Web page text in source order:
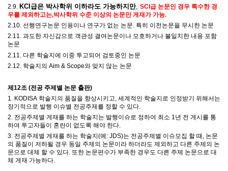
2.9. KCI급은 박사학위 이하라도 가능하지만, SCI급 논문인 경우 특수한 경
우를 제외하고는,박사학위 수준 이상의 논문만 게재가 가능.
2.10. 선행연구논문 인용이나 연구가 없는 논문. 특히 이전논문을 무시한 논문
2.11. 과도한 자신감으로 객관성 결여논문이나 모호하거나 불일치한 내용 포함
논문
2.11. 다른 학술지에 이중 투고되어 검토중인 논문
2.12. 학술지의 Aim & Scope와 맞지 않는 논문
제12조 (전공 주제별 논문 출판)
1. KODISA 학술지의 품질을 향상시키고, 세계적인 학술지로 인정받기 위해서는
장기적으로 발행 이슈별 전공주제를 정할 수 있다.
2. 전공주제별 게재를 하는 학술지는 발행이슈로 정하여 최소 1년 전 게시를 통
하여 투고자들이 혼란이 없도록 해야 한다.
3. 전공주제별 게재를 하는 학술지 (예 : JDS)는 전공주제별 이슈모집 할 때 , 논문
의 품질이 저하될 경우 동일 주제의 논문이라 하더라도 제외하고 다른 주제의 논
문으로 대체 할 수 있다. 또한 논문편수가 부족한 경우도 다른 주제 논문으로 대
체 게재 가능하다.